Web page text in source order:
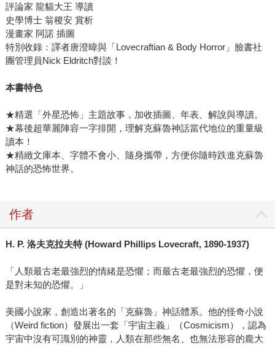
評論家 龍貓大王 導讀
史學博士 翁稷安 賞析
漫畫家 阿諾 插圖
特別收錄：譯者唐澄暐與「Lovecraftian & Body Horror」臉書社
團管理員Nick Eldritch對談！
本書特色
★精選「外星恐怖」主題故事，加收插圖、年表、解說與導讀。
★幕後超華麗陣容一字排開，理解克蘇魯神話當代地位的重量級
讀本！
★精緻文庫本、字體不會小、隨身攜帶，方便你隨時跌進克蘇魯
神話的恐怖世界。
作者
H. P. 洛夫克拉夫特(Howard Phillips Lovecraft, 1890-1937)
「人類最古老最強烈的情緒是恐懼；而最古老最強烈的恐懼，便
是對未知的恐懼。」
美國小說家，創造出著名的「克蘇魯」神話體系。他的怪奇小說
（Weird fiction）發展出一套「宇宙主義」（Cosmicism），認為
宇宙中沒有可識別的神靈，人類在那些無名、也無法形容的龐大